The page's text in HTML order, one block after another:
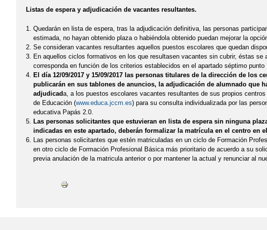
Listas de espera y adjudicación de vacantes resultantes.
Quedarán en lista de espera, tras la adjudicación definitiva, las personas
estimada, no hayan obtenido plaza o habiéndola obtenido puedan mejorar la
Se consideran vacantes resultantes aquellos puestos escolares que quedan
En aquellos ciclos formativos en los que resultasen vacantes sin cubrir, éstas
corresponda en función de los criterios establecidos en el apartado séptimo
El día 12/09/2017 y 15/09/2017 las personas titulares de la dirección de
publicarán en sus tablones de anuncios, la adjudicación de alumnado que
adjudicada, a los puestos escolares vacantes resultantes de sus propios
de Educación (www.educa.jccm.es) para su consulta individualizada por las
educativa Papás 2.0.
Las personas solicitantes que estuvieran en lista de espera sin ninguna
indicadas en este apartado, deberán formalizar la matrícula en el centro en
Las personas solicitantes que estén matriculadas en un ciclo de Formación
en otro ciclo de Formación Profesional Básica más prioritario de acuerdo a su
previa anulación de la matricula anterior o por mantener la actual y renunciar al